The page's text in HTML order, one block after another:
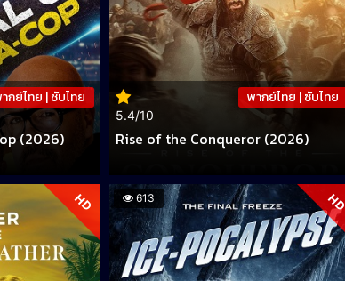
กย์ไทย | ซับไทย
(2026)
5.4/10
พากย์ไทย | ซับไทย
Rise of the Conqueror (2026)
HD 613 HD